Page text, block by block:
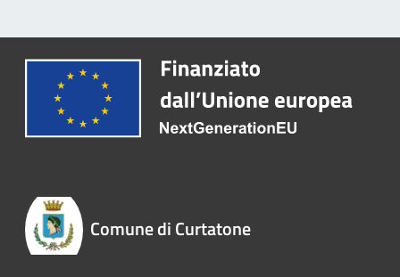
Comune di Curtatone